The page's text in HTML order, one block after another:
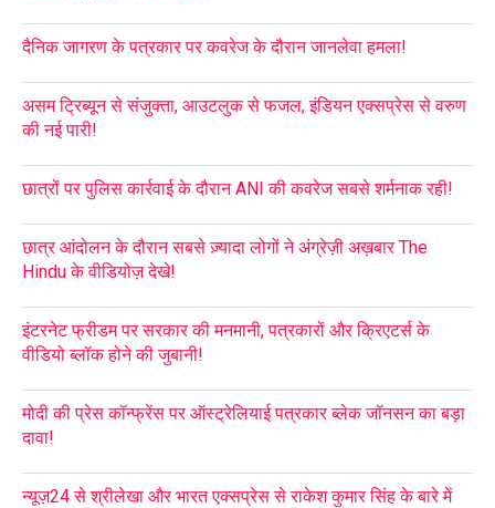
दैनिक जागरण के पत्रकार पर कवरेज के दौरान जानलेवा हमला!
असम ट्रिब्यून से संजुक्ता, आउटलुक से फजल, इंडियन एक्सप्रेस से वरुण
की नई पारी!
छात्रों पर पुलिस कार्रवाई के दौरान ANI की कवरेज सबसे शर्मनाक रही!
छात्र आंदोलन के दौरान सबसे ज़्यादा लोगों ने अंग्रेज़ी अख़बार The
Hindu के वीडियोज़ देखे!
इंटरनेट फ्रीडम पर सरकार की मनमानी, पत्रकारों और क्रिएटर्स के
वीडियो ब्लॉक होने की जुबानी!
मोदी की प्रेस कॉन्फ्रेंस पर ऑस्ट्रेलियाई पत्रकार ब्लेक जॉनसन का बड़ा
दावा!
न्यूज़24 से श्रीलेखा और भारत एक्सप्रेस से राकेश कुमार सिंह के बारे में